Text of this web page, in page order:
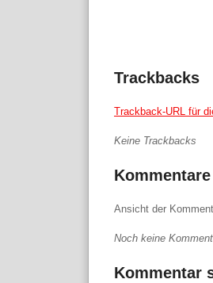
Trackbacks
Trackback-URL für
Keine Trackbacks
Kommentare
Ansicht der
Noch keine
Kommentar